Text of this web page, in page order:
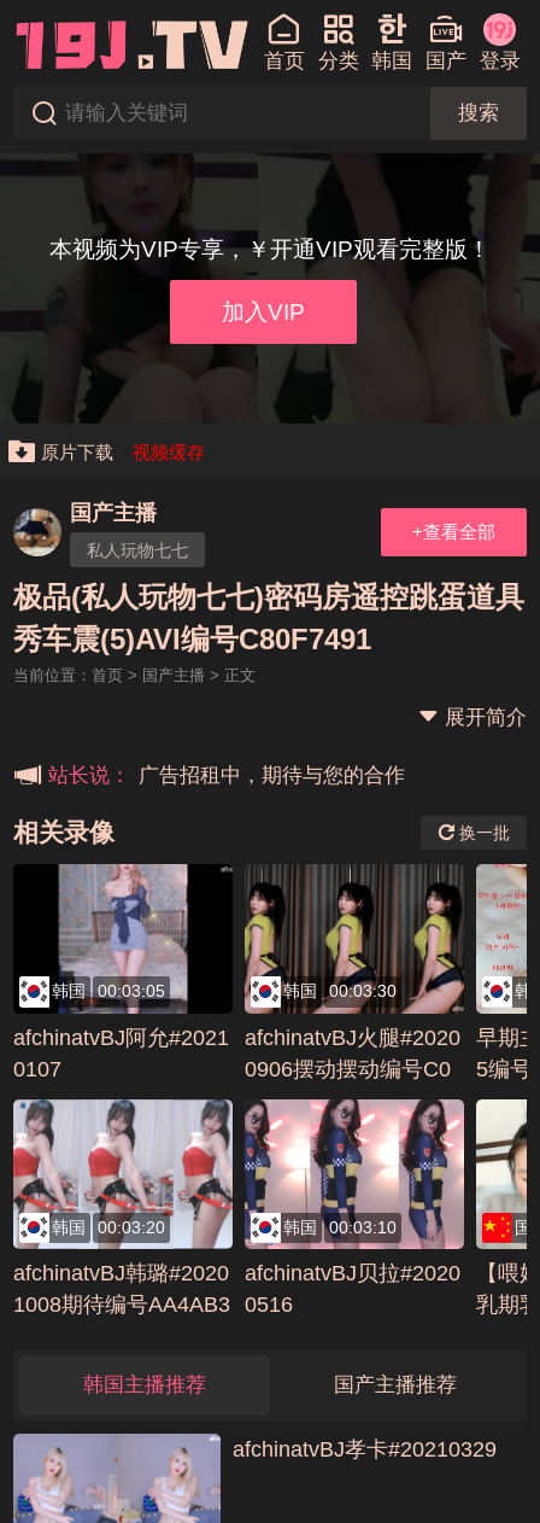
首页 分类 韩国 国产 登录
搜索
本视频为VIP专享，￥开通VIP观看完整版！
加入VIP
原片下载 视频缓存
国产主播
私人玩物七七
+查看全部
极品(私人玩物七七)密码房遥控跳蛋道具
秀车震(5)AVI编号C80F7491
当前位置： 首页> 国产主播 > 正文
展开简介
站长说：
本站大事件(19j网站发展历程)
广告招租中，期待与您的合作
相关录像 换一批
韩国 00:03:05
afchinatvBJ阿允#2021
0107
韩国 00:03:30
afchinatvBJ火腿#2020
0906摆动摆动编号C0
A00C4D
韩
早期
5编号
韩国 00:03:20
afchinatvBJ韩璐#2020
1008期待编号AA4AB3
韩国 00:03:10
afchinatvBJ贝拉#2020
0516
国
【喂
乳期
韩国主播推荐 国产主播推荐
afchinatvBJ孝卡#20210329